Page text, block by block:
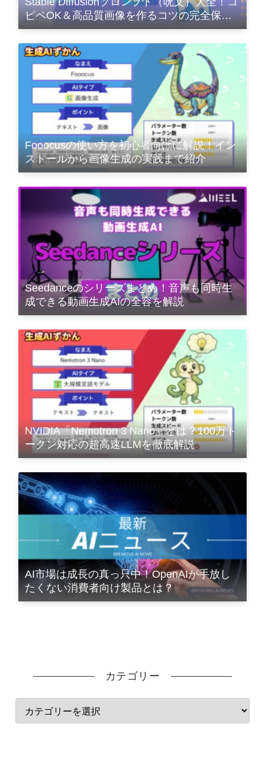
ピペOK＆高品質画像を作るコツの完全保存
版
Fooocusの使い方を初心者向けに解説！イン
ストールから画像生成の実践まで紹介
Seedanceのシリーズまとめ！音声も同時生
成できる動画生成AIの全容を解説
NVIDIA「Nemotron 3 Nano」とは？100万ト
ークン対応の超高速LLMを徹底解説
AI市場は成長の真っ只中！OpenAIが手放し
たくない消費者向け製品とは？
カテゴリー